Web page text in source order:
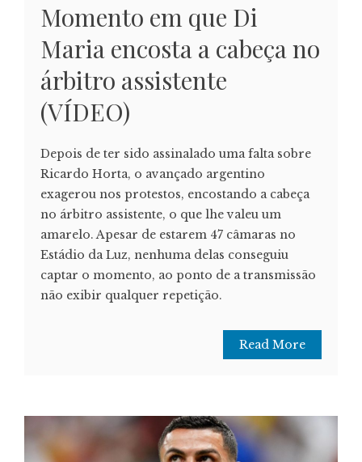
Momento em que Di
Maria encosta a cabeça no
árbitro assistente
(VÍDEO)
Depois de ter sido assinalado uma falta sobre
Ricardo Horta, o avançado argentino
exagerou nos protestos, encostando a cabeça
no árbitro assistente, o que lhe valeu um
amarelo. Apesar de estarem 47 câmaras no
Estádio da Luz, nenhuma delas conseguiu
captar o momento, ao ponto de a transmissão
não exibir qualquer repetição.
Read More